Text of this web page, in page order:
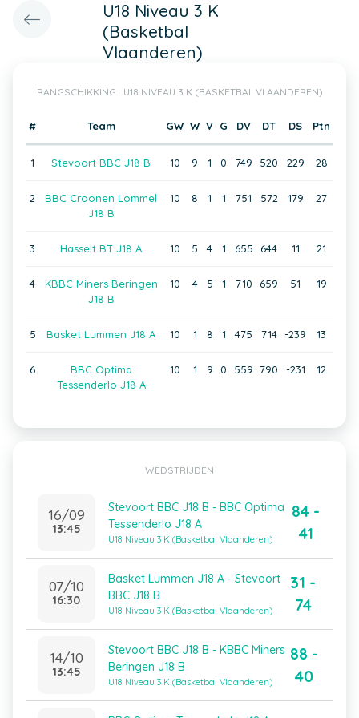
U18 Niveau 3 K
(Basketbal
Vlaanderen)
RANGSCHIKKING : U18 NIVEAU 3 K (BASKETBAL VLAANDEREN)
# Team GW W V G DV DT DS Ptn
1 Stevoort BBC J18 B 10 9 1 0 749 520 229 28
2
BBC Croonen Lommel
J18 B
10 8 1 1 751 572 179 27
3 Hasselt BT J18 A 10 5 4 1 655 644 11 21
4
KBBC Miners Beringen
J18 B
10 4 5 1 710 659 51 19
5 Basket Lummen J18 A 10 1 8 1 475 714 -239 13
6
BBC Optima
Tessenderlo J18 A
10 1 9 0 559 790 -231 12
WEDSTRIJDEN
16/09
13:45
Stevoort BBC J18 B - BBC Optima
Tessenderlo J18 A
U18 Niveau 3 K (Basketbal Vlaanderen)
84 -
41
07/10
16:30
Basket Lummen J18 A - Stevoort
BBC J18 B
U18 Niveau 3 K (Basketbal Vlaanderen)
31 -
74
14/10
13:45
Stevoort BBC J18 B - KBBC Miners
Beringen J18 B
U18 Niveau 3 K (Basketbal Vlaanderen)
88 -
40